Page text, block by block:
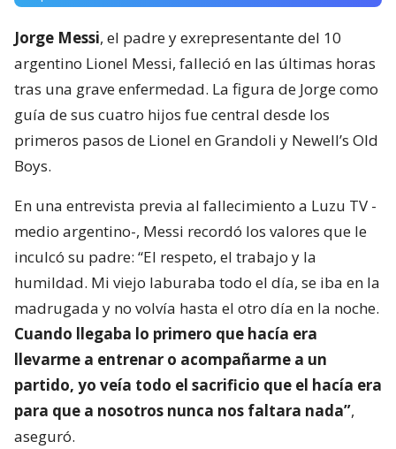
Jorge Messi, el padre y exrepresentante del 10
argentino Lionel Messi, falleció en las últimas horas
tras una grave enfermedad. La figura de Jorge como
guía de sus cuatro hijos fue central desde los
primeros pasos de Lionel en Grandoli y Newell’s Old
Boys.
En una entrevista previa al fallecimiento a Luzu TV -
medio argentino-, Messi recordó los valores que le
inculcó su padre: “El respeto, el trabajo y la
humildad. Mi viejo laburaba todo el día, se iba en la
madrugada y no volvía hasta el otro día en la noche.
Cuando llegaba lo primero que hacía era
llevarme a entrenar o acompañarme a un
partido, yo veía todo el sacrificio que el hacía era
para que a nosotros nunca nos faltara nada”,
aseguró.